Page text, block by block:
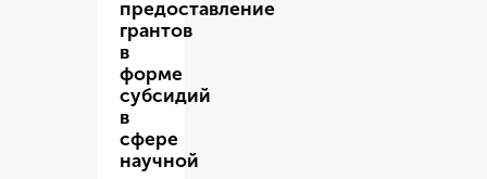
предоставление
грантов
в
форме
субсидий
в
сфере
научной